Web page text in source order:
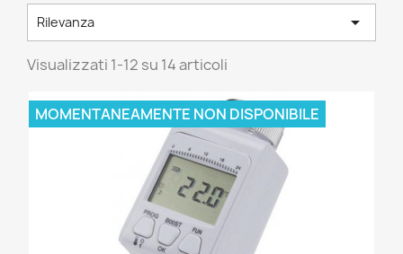
Rilevanza 
Visualizzati 1-12 su 14 articoli
MOMENTANEAMENTE NON DISPONIBILE